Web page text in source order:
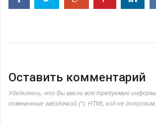
Оставить комментарий
Убедитесь, что Вы ввели всю требуемую
помеченные звёздочкой (*). HTML код не допустим.